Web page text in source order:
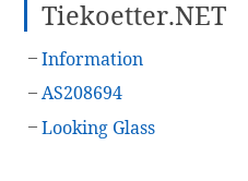
Tiekoetter.NET
Information
AS208694
Looking Glass